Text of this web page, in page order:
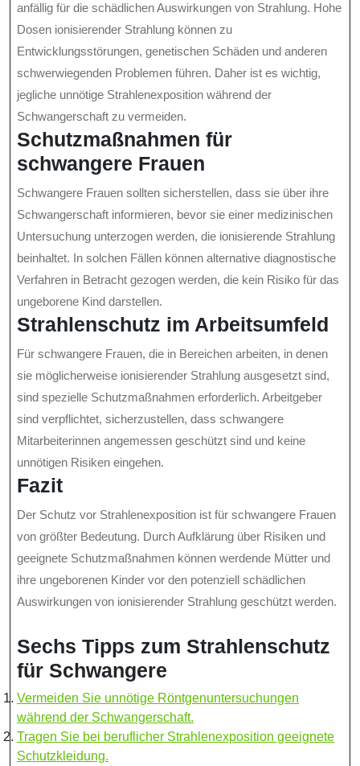
anfällig für die schädlichen Auswirkungen von Strahlung. Hohe
Dosen ionisierender Strahlung können zu
Entwicklungsstörungen, genetischen Schäden und anderen
schwerwiegenden Problemen führen. Daher ist es wichtig,
jegliche unnötige Strahlenexposition während der
Schwangerschaft zu vermeiden.
Schutzmaßnahmen für
schwangere Frauen
Schwangere Frauen sollten sicherstellen, dass sie über ihre
Schwangerschaft informieren, bevor sie einer medizinischen
Untersuchung unterzogen werden, die ionisierende Strahlung
beinhaltet. In solchen Fällen können alternative diagnostische
Verfahren in Betracht gezogen werden, die kein Risiko für das
ungeborene Kind darstellen.
Strahlenschutz im Arbeitsumfeld
Für schwangere Frauen, die in Bereichen arbeiten, in denen
sie möglicherweise ionisierender Strahlung ausgesetzt sind,
sind spezielle Schutzmaßnahmen erforderlich. Arbeitgeber
sind verpflichtet, sicherzustellen, dass schwangere
Mitarbeiterinnen angemessen geschützt sind und keine
unnötigen Risiken eingehen.
Fazit
Der Schutz vor Strahlenexposition ist für schwangere Frauen
von größter Bedeutung. Durch Aufklärung über Risiken und
geeignete Schutzmaßnahmen können werdende Mütter und
ihre ungeborenen Kinder vor den potenziell schädlichen
Auswirkungen von ionisierender Strahlung geschützt werden.
Sechs Tipps zum Strahlenschutz
für Schwangere
Vermeiden Sie unnötige Röntgenuntersuchungen
während der Schwangerschaft.
Tragen Sie bei beruflicher Strahlenexposition geeignete
Schutzkleidung.